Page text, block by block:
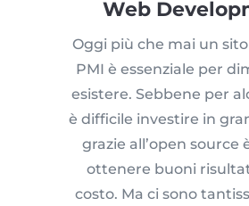
Web
Oggi più che mai un
PMI è essenziale per
esistere. Sebbene per
è difficile investire in
grazie all’open source
ottenere buoni
costo. Ma ci sono